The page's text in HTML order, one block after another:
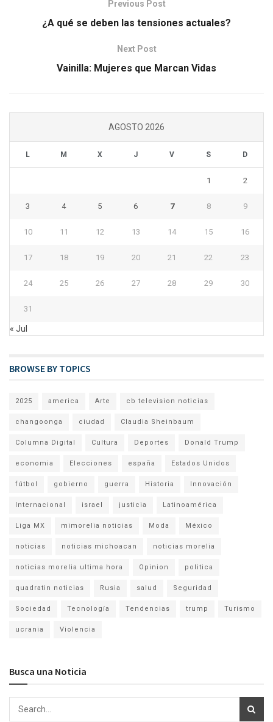
Previous Post
¿A qué se deben las tensiones actuales?
Next Post
Vainilla: Mujeres que Marcan Vidas
AGOSTO 2026
L M X J V S D
1 2
3 4 5 6 7 8 9
10 11 12 13 14 15 16
17 18 19 20 21 22 23
24 25 26 27 28 29 30
31
« Jul
BROWSE BY TOPICS
2025 america Arte cb television noticias
changoonga ciudad Claudia Sheinbaum
Columna Digital Cultura Deportes Donald Trump
economia Elecciones españa Estados Unidos
fútbol gobierno guerra Historia Innovación
Internacional israel justicia Latinoamérica
Liga MX mimorelia noticias Moda México
noticias noticias michoacan noticias morelia
noticias morelia ultima hora Opinion politica
quadratin noticias Rusia salud Seguridad
Sociedad Tecnología Tendencias trump Turismo
ucrania Violencia
Busca una Noticia